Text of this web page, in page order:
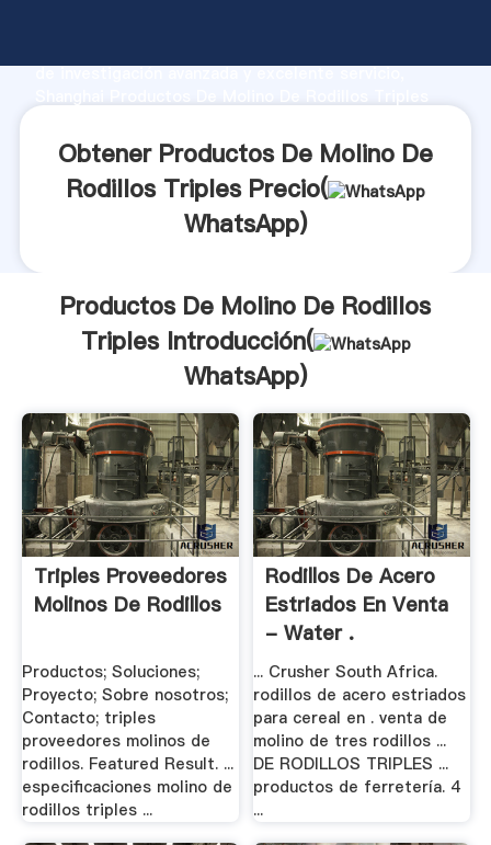
de investigación avanzada y excelente servicio,
clientes.
Obtener Productos De Molino De
Rodillos Triples Precio(
WhatsApp)
Productos De Molino De Rodillos
Triples Introducción(
WhatsApp)
Triples Proveedores
Molinos De Rodillos
Productos; Soluciones;
Proyecto; Sobre nosotros;
Contacto; triples
proveedores molinos de
rodillos. Featured Result. ...
especificaciones molino de
rodillos triples ...
Rodillos De Acero
Estriados En Venta
- Water .
... Crusher South Africa.
rodillos de acero estriados
para cereal en . venta de
molino de tres rodillos ...
DE RODILLOS TRIPLES ...
productos de ferretería. 4
...